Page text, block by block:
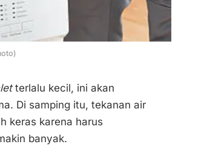
terlalu kecil, ini akan
Di samping itu, tekanan air
keras karena harus
banyak.